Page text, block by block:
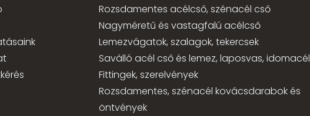
Rozsdamentes acélcső, szénacél cső
Nagyméretű és vastagfalú acélcső
Lemezvágatok, szalagok, tekercsek
Saválló acél cső és lemez, laposvas, idomacél
Fittingek, szerelvények
Rozsdamentes, szénacél kovácsdarabok és
öntvények